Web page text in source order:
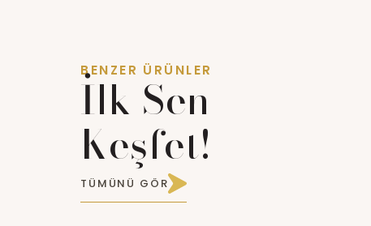
BENZER ÜRÜNLER
İlk Sen
Keşfet!
TÜMÜNÜ GÖR